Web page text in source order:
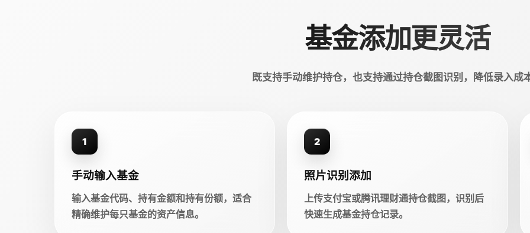
基金添加更灵活
既支持手动维护持仓，也支持通过持仓截图识别，降低录入成
1
手动输入基金
输入基金代码、持有金额和持有份额，适合
精确维护每只基金的资产信息。
2
照片识别添加
上传支付宝或腾讯理财通持仓截图，识别后
快速生成基金持仓记录。